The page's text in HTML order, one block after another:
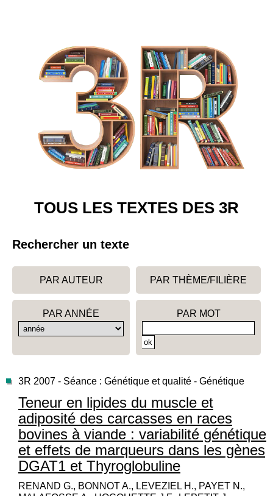
TOUS LES TEXTES DES 3R
Rechercher un texte
PAR AUTEUR PAR THÈME/FILIÈRE
PAR ANNÉE PAR MOT
3R 2007 - Séance : Génétique et qualité - Génétique
Teneur en lipides du muscle et
adiposité des carcasses en races
bovines à viande : variabilité génétique
et effets de marqueurs dans les gènes
DGAT1 et Thyroglobuline
RENAND G., BONNOT A., LEVEZIEL H., PAYET N.,